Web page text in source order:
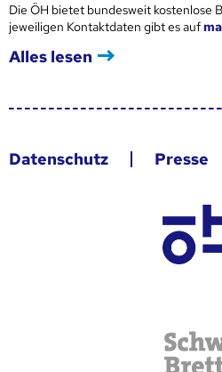
Die ÖH bietet bundesweit kostenlose
jeweiligen Kontaktdaten gibt es auf
Alles lesen
Datenschutz Presse